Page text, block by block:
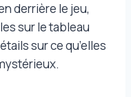
derrière le jeu,
sur le tableau
sur ce qu’elles